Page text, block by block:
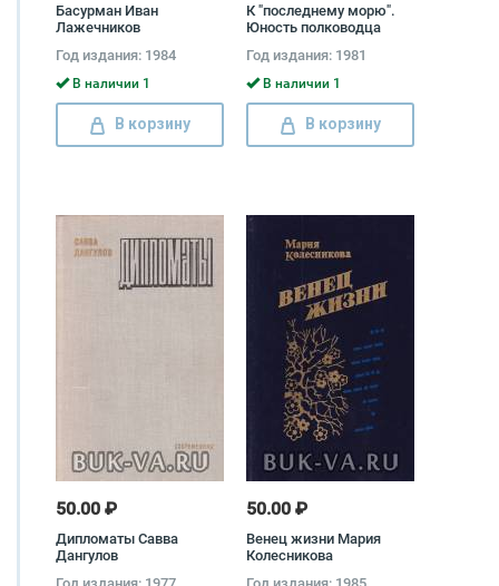
Басурман Иван
Лажечников
Год издания: 1984
В наличии 1
В корзину
К "последнему морю".
Юность полководца
Год издания: 1981
В наличии 1
В корзину
50.00 ₽
Дипломаты Савва
Дангулов
50.00 ₽
Венец жизни Мария
Колесникова